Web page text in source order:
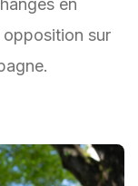
en
opposition sur